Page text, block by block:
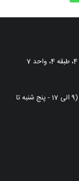
02122083926 - 02122085386 - 02122082258 (9 الی 17 - پنج شنبه تا